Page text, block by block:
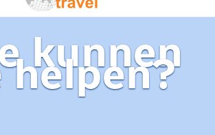
kunnen
helpen?